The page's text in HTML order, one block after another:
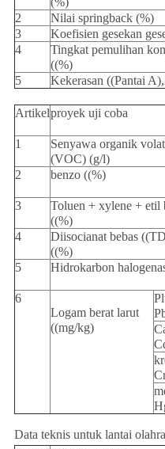
2 Nilai springback (%)
3
Koefisien gesekan
4
Tingkat pemulihan
((%)
5 Kekerasan ((Pantai
Artikelproyek uji coba
1
Senyawa organik
(VOC) (g/l)
2 benzo ((%)
3
Toluen + xylene + etil
((%)
4
Diisocianat bebas
((%)
5
Hidrokarbon
6
Logam berat larut
((mg/kg)
Data teknis untuk lantai